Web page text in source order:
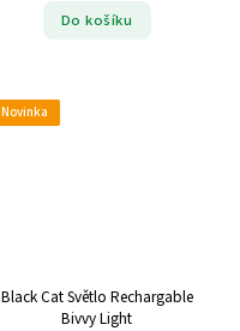
Do košíku
Novinka
Black Cat Světlo Rechargable
Bivvy Light